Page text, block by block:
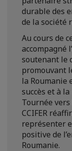
durable des
de la société
Au cours de
accompagné
soutenant le
promouvant
la Roumanie
succès et à
Tournée
CCIFER
représenter
positive de
Roumanie.